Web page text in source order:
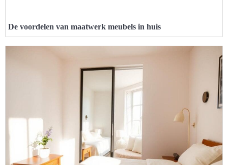
De voordelen van maatwerk meubels in huis